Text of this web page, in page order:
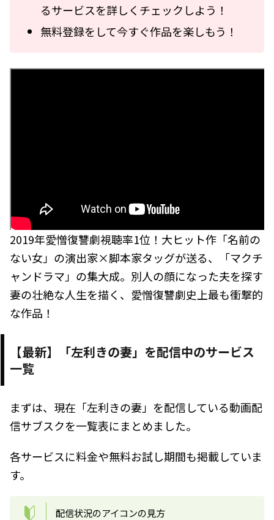
るサービスを詳しくチェックしよう！
無料登録をして今すぐ作品を楽しもう！
2019年愛憎復讐劇視聴率1位！大ヒット作「名前の
ない女」の演出家×脚本家タッグが送る、「マクチ
ャンドラマ」の集大成。別人の顔になった夫を探す
妻の壮絶な人生を描く、愛憎復讐劇史上最も衝撃的
な作品！
【最新】「左利きの妻」を配信中のサービス
一覧
まずは、現在「左利きの妻」を配信している動画配
信サブスクを一覧表にまとめました。
各サービスに料金や無料お試し期間も掲載していま
す。
配信状況のアイコンの見方